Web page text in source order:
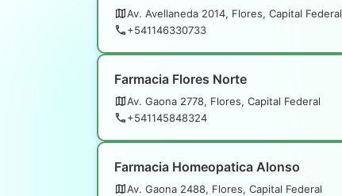
Av. Avellaneda 2014, Flores, Capital Federal
+541146330733
Farmacia Flores Norte
Av. Gaona 2778, Flores, Capital Federal
+541145848324
Farmacia Homeopatica Alonso
Av. Gaona 2488, Flores, Capital Federal